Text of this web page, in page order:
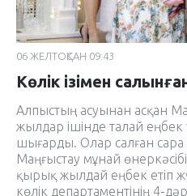
06 ЖЕЛТОҚСАН 09:43
Көлік ізімен
Алпыстың асуынан асқан
жылдар ішінде талай еңбек
шығарды. Олар салған сара
Маңғыстау мұнай
қырық жылдай еңбек етіп
көлік департаментінің 4-